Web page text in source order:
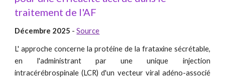
traitement de l'AF
Décembre 2025 -Source
L' approche concerne la protéine de la frataxine sécrétable,
en l'administrant par une unique injection
intracérébrospinale (LCR) d'un vecteur viral adéno-associé